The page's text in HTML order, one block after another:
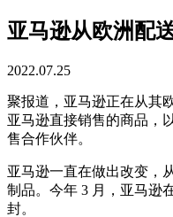
亚马逊从欧洲配
2022.07.25
聚报道，亚马逊正在从其
亚马逊直接销售的商品，
售合作伙伴。
亚马逊一直在做出改变，
制品。今年 3 月，亚马逊
封。